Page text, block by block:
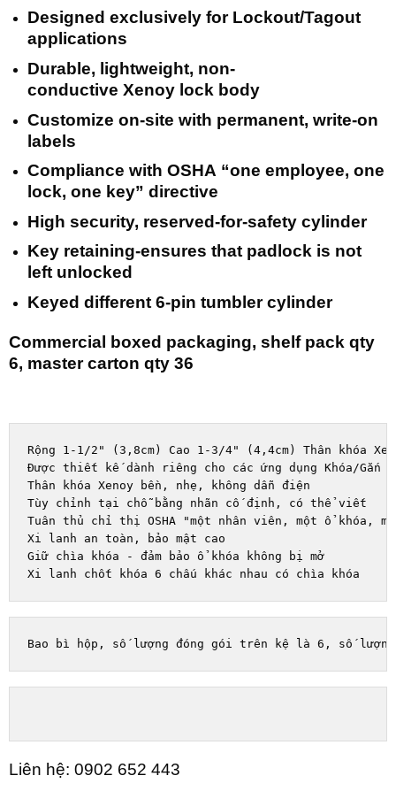
Designed exclusively for Lockout/Tagout
applications
Durable, lightweight, non-
conductive Xenoy lock body
Customize on-site with permanent, write-on
labels
Compliance with OSHA “one employee, one
lock, one key” directive
High security, reserved-for-safety cylinder
Key retaining-ensures that padlock is not
left unlocked
Keyed different 6-pin tumbler cylinder
Commercial boxed packaging, shelf pack qty
6, master carton qty 36
Rộng 1-1/2" (3,8cm) Cao 1-3/4" (4,4cm) Thân khóa
Được thiết kế dành riêng cho các ứng dụng Khóa/Gắn
Thân khóa Xenoy bền, nhẹ, không dẫn điện
Tùy chỉnh tại chỗ bằng nhãn cố định, có thể viết
Tuân thủ chỉ thị OSHA "một nhân viên, một ổ khóa,
Xi lanh an toàn, bảo mật cao
Giữ chìa khóa - đảm bảo ổ khóa không bị mở
Bao bì hộp, số lượng đóng gói trên kệ là 6, số
Liên hệ: 0902 652 443